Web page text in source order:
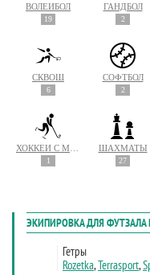
ВОЛЕЙБОЛ
19
ГАНДБОЛ
2
СКВОШ
6
СОФТБОЛ
2
1
ШАХМАТЫ
27